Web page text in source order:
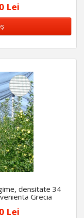
Lei
densitate 34
Grecia
Lei